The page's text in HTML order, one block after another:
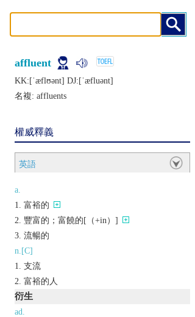
affluent
KK:[ˈæflʊǝnt] DJ:[ˈæfluǝnt]
名複: affluents
權威釋義
英語
a.
富裕的
豐富的；富饒的[（+in）]
流暢的
n.[C]
支流
富裕的人
衍生
ad.